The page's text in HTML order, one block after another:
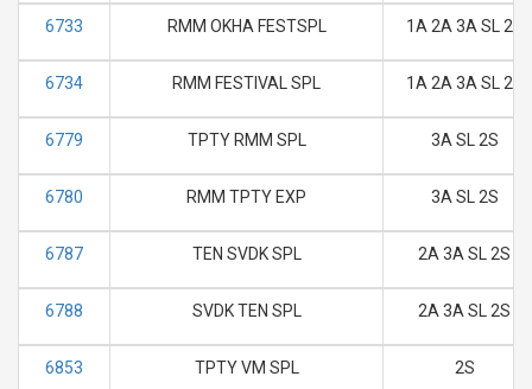
6733 RMM OKHA FESTSPL 1A 2A 3A SL 2S
6734 RMM FESTIVAL SPL 1A 2A 3A SL 2S
6779 TPTY RMM SPL 3A SL 2S
6780 RMM TPTY EXP 3A SL 2S
6787 TEN SVDK SPL 2A 3A SL 2S
6788 SVDK TEN SPL 2A 3A SL 2S
6853 TPTY VM SPL 2S